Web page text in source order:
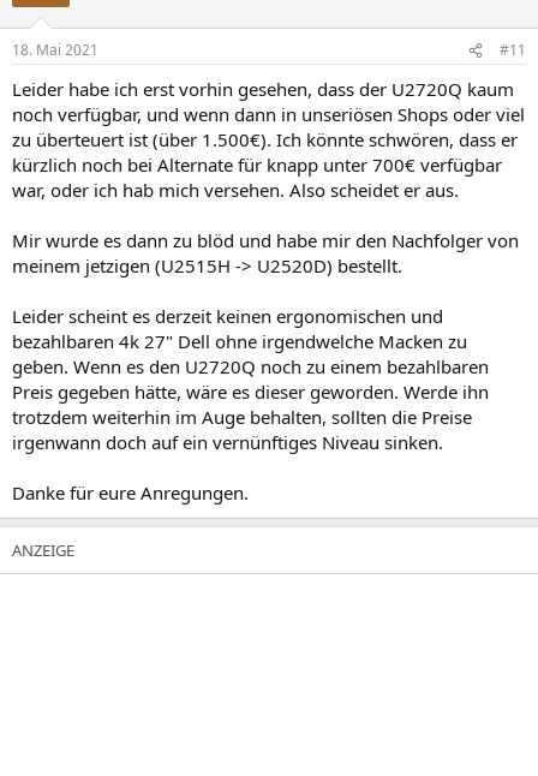
18. Mai 2021 #11
Leider habe ich erst vorhin gesehen, dass der U2720Q kaum
noch verfügbar, und wenn dann in unseriösen Shops oder viel
zu überteuert ist (über 1.500€). Ich könnte schwören, dass er
kürzlich noch bei Alternate für knapp unter 700€ verfügbar
war, oder ich hab mich versehen. Also scheidet er aus.
Mir wurde es dann zu blöd und habe mir den Nachfolger von
meinem jetzigen (U2515H -> U2520D) bestellt.
Leider scheint es derzeit keinen ergonomischen und
bezahlbaren 4k 27" Dell ohne irgendwelche Macken zu
geben. Wenn es den U2720Q noch zu einem bezahlbaren
Preis gegeben hätte, wäre es dieser geworden. Werde ihn
trotzdem weiterhin im Auge behalten, sollten die Preise
irgenwann doch auf ein vernünftiges Niveau sinken.
Danke für eure Anregungen.